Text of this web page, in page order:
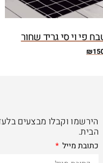
פי וי סי גריד שחור
₪
הירשמו וקבלו מבצעים
הבית.
כתובת מייל